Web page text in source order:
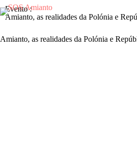
Evento :
Amianto, as realidades da Polónia e
Amianto, as realidades da Polónia e